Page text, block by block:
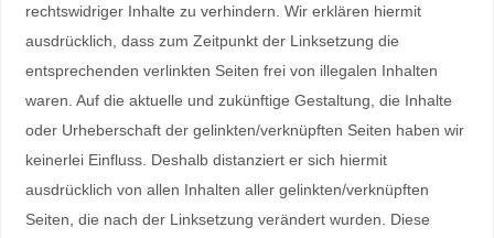
rechtswidriger Inhalte zu verhindern. Wir erklären hiermit
ausdrücklich, dass zum Zeitpunkt der Linksetzung die
entsprechenden verlinkten Seiten frei von illegalen Inhalten
waren. Auf die aktuelle und zukünftige Gestaltung, die Inhalte
oder Urheberschaft der gelinkten/verknüpften Seiten haben wir
keinerlei Einfluss. Deshalb distanziert er sich hiermit
ausdrücklich von allen Inhalten aller gelinkten/verknüpften
Seiten, die nach der Linksetzung verändert wurden. Diese